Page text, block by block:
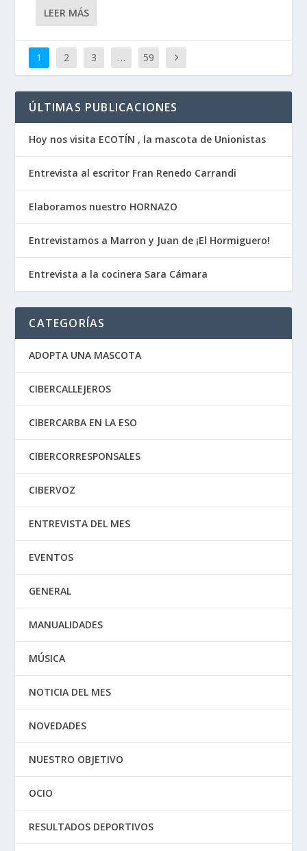
LEER MÁS
1 2 3 … 59
ÚLTIMAS PUBLICACIONES
Hoy nos visita ECOTÍN , la mascota de Unionistas
Entrevista al escritor Fran Renedo Carrandi
Elaboramos nuestro HORNAZO
Entrevistamos a Marron y Juan de ¡El Hormiguero!
Entrevista a la cocinera Sara Cámara
CATEGORÍAS
ADOPTA UNA MASCOTA
CIBERCALLEJEROS
CIBERCARBA EN LA ESO
CIBERCORRESPONSALES
CIBERVOZ
ENTREVISTA DEL MES
EVENTOS
GENERAL
MANUALIDADES
MÚSICA
NOTICIA DEL MES
NOVEDADES
NUESTRO OBJETIVO
OCIO
RESULTADOS DEPORTIVOS